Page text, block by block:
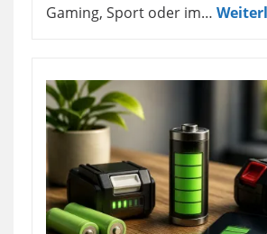
Gaming, Sport oder im…